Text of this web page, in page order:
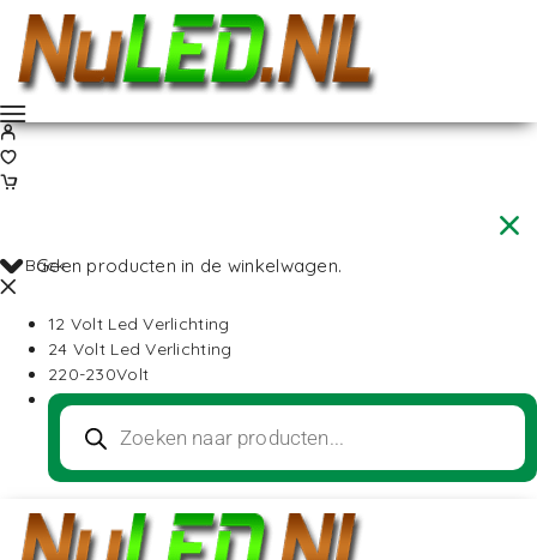
Geen producten in de winkelwagen.
Back
12 Volt Led Verlichting
24 Volt Led Verlichting
220-230Volt